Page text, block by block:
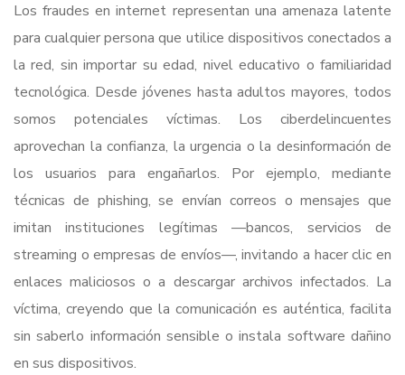
Los fraudes en internet representan una amenaza latente
para cualquier persona que utilice dispositivos conectados a
la red, sin importar su edad, nivel educativo o familiaridad
tecnológica. Desde jóvenes hasta adultos mayores, todos
somos potenciales víctimas. Los ciberdelincuentes
aprovechan la confianza, la urgencia o la desinformación de
los usuarios para engañarlos. Por ejemplo, mediante
técnicas de phishing, se envían correos o mensajes que
imitan instituciones legítimas —bancos, servicios de
streaming o empresas de envíos—, invitando a hacer clic en
enlaces maliciosos o a descargar archivos infectados. La
víctima, creyendo que la comunicación es auténtica, facilita
sin saberlo información sensible o instala software dañino
en sus dispositivos.